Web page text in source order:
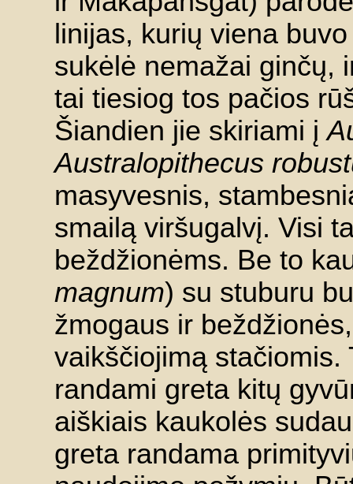
linijas, kurių viena buvo
sukėlė nemažai ginčų,
tai tiesiog tos pačios
Šiandien jie skiriami į
Australopithecus
masyvesnis,
smailą viršugalvį. Visi
beždžionėms. Be to
magnum) su stuburu
žmogaus ir
vaikščiojimą stačiomis.
randami greta kitų
aiškiais kaukolės
greta randama